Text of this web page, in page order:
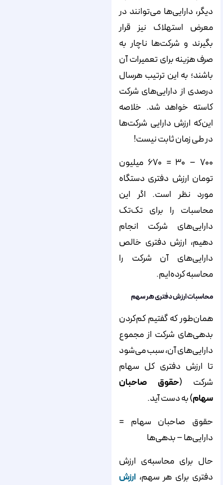
دیگر، دارایی‌ها می‌توانند در
معرض استهلاک نیز قرار
بگیرند و شرکت‌ها ناچار به
صرف هزینه برای تعمیرات آن
باشند؛ به این ترتیب هرسال
درصدی از دارایی‌های شرکت
کاسته خواهد شد. خلاصه
این‌که ارزش دارایی شرکت‌ها
در طی زمان ثابت نیست!
۷۰۰ – ۳۰ = ۶۷۰ میلیون
تومان ارزش دفتری دستگاه
مورد نظر است. اگر این
محاسبات را برای تک‌تک
دارایی‌های شرکت انجام
دهیم، ارزش دفتری خالص
دارایی‌های آن شرکت را
محاسبه کرده‌ایم.
محاسبات ارزش دفتری هر سهم
همان‌طور که گفتیم کم‌کردن
بدهی‌های شرکت از مجموع
دارایی‌های آن، سبب می‌شود
تا ارزش دفتری کل سهام
شرکت (حقوق صاحبان
سهام) به دست آید.
حقوق صاحبان سهام =
دارایی‌ها – بدهی‌ها
حال برای محاسبه‌ی ارزش
دفتری برای هر سهم، ارزش